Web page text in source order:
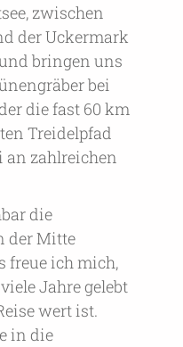
zwischen
der Uckermark
bringen uns
bei
die fast 60 km
Treidelpfad
an zahlreichen
die
der Mitte
freue ich mich,
Jahre gelebt
wert ist.
in die